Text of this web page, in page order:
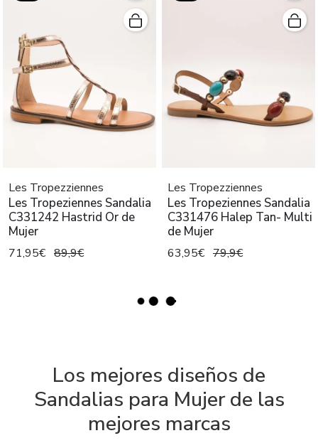
Les Tropezziennes
Les Tropeziennes Sandalia
C331242 Hastrid Or de
Mujer
71,95€ 89,9€
Les Tropezziennes
Les Tropeziennes Sandalia
C331476 Halep Tan- Multi
de Mujer
63,95€ 79,9€
Los mejores diseños de
Sandalias para Mujer de las
mejores marcas